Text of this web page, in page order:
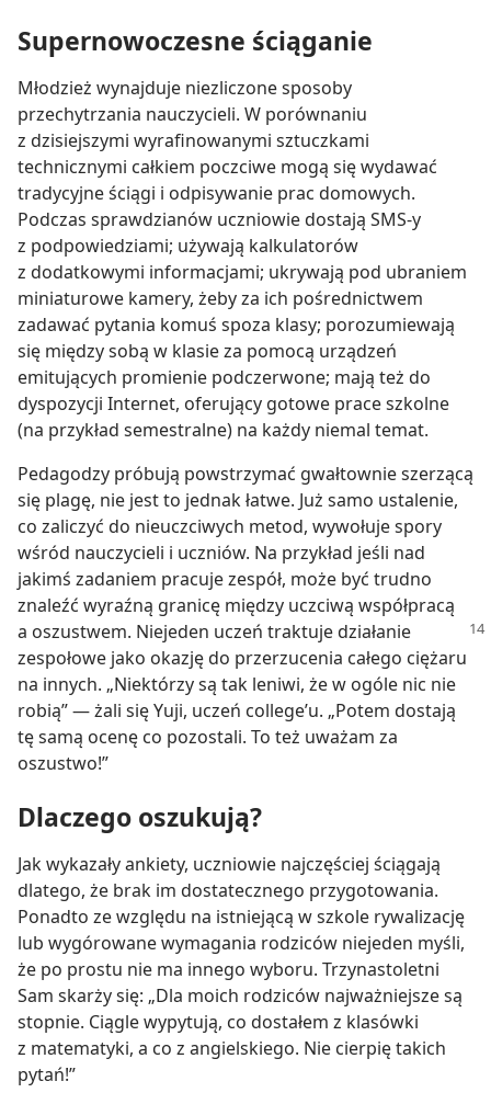
Supernowoczesne ściąganie
Młodzież wynajduje niezliczone sposoby
przechytrzania nauczycieli. W porównaniu
z dzisiejszymi wyrafinowanymi sztuczkami
technicznymi całkiem poczciwe mogą się wydawać
tradycyjne ściągi i odpisywanie prac domowych.
Podczas sprawdzianów uczniowie dostają SMS-y
z podpowiedziami; używają kalkulatorów
z dodatkowymi informacjami; ukrywają pod ubraniem
miniaturowe kamery, żeby za ich pośrednictwem
zadawać pytania komuś spoza klasy; porozumiewają
się między sobą w klasie za pomocą urządzeń
emitujących promienie podczerwone; mają też do
dyspozycji Internet, oferujący gotowe prace szkolne
(na przykład semestralne) na każdy niemal temat.
Pedagodzy próbują powstrzymać gwałtownie szerzącą
się plagę, nie jest to jednak łatwe. Już samo ustalenie,
co zaliczyć do nieuczciwych metod, wywołuje spory
wśród nauczycieli i uczniów. Na przykład jeśli nad
jakimś zadaniem pracuje zespół, może być trudno
znaleźć wyraźną granicę między uczciwą współpracą
a oszustwem. Niejeden uczeń traktuje działanie
zespołowe jako okazję do przerzucenia całego ciężaru
na innych. „Niektórzy są tak leniwi, że w ogóle nic nie
robią” — żali się Yuji, uczeń college’u. „Potem dostają
tę samą ocenę co pozostali. To też uważam za
oszustwo!”
Dlaczego oszukują?
Jak wykazały ankiety, uczniowie najczęściej ściągają
dlatego, że brak im dostatecznego przygotowania.
Ponadto ze względu na istniejącą w szkole rywalizację
lub wygórowane wymagania rodziców niejeden myśli,
że po prostu nie ma innego wyboru. Trzynastoletni
Sam skarży się: „Dla moich rodziców najważniejsze są
stopnie. Ciągle wypytują, co dostałem z klasówki
z matematyki, a co z angielskiego. Nie cierpię takich
pytań!”